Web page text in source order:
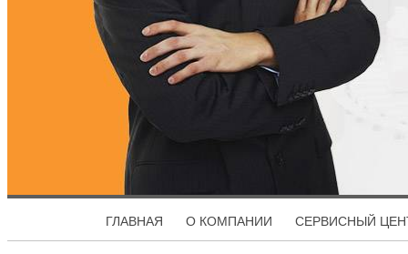
ГЛАВНАЯ О КОМПАНИИ СЕРВИСНЫЙ